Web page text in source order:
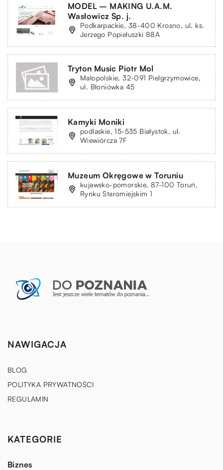
MODEL – MAKING U.A.M.
Wasłowicz Sp. j.
Podkarpackie, 38-400 Krosno, ul. ks.
Jerzego Popiełuszki 88A
Tryton Music Piotr Mol
Małopolskie, 32-091 Pielgrzymowice,
ul. Błoniówka 45
Kamyki Moniki
podlaskie, 15-535 Białystok, ul.
Wiewiórcza 7F
Muzeum Okręgowe w Toruniu
kujawsko-pomorskie, 87-100 Toruń,
Rynku Staromiejskim 1
NAWIGACJA
BLOG
POLITYKA PRYWATNOŚCI
REGULAMIN
KATEGORIE
Biznes